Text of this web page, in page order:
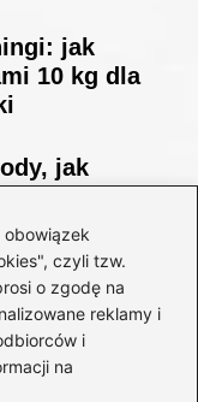
czyli tzw.
o zgodę na
reklamy i
i
na
jak
10 kg dla
jak
90 dni
jak dobrać